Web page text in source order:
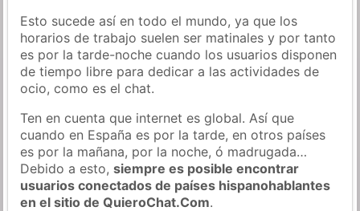
Esto sucede así en todo el mundo, ya que los
horarios de trabajo suelen ser matinales y por tanto
es por la tarde-noche cuando los usuarios disponen
de tiempo libre para dedicar a las actividades de
ocio, como es el chat.
Ten en cuenta que internet es global. Así que
cuando en España es por la tarde, en otros países
es por la mañana, por la noche, ó madrugada…
Debido a esto,siempre es posible encontrar
usuarios conectados de países hispanohablantes
en el sitio de QuieroChat.Com.